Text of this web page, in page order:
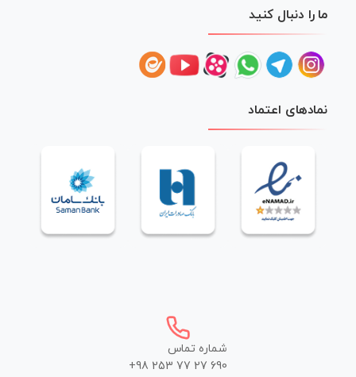
ما را دنبال کنید
نمادهای اعتماد
شماره تماس
+98 253 77 27 690